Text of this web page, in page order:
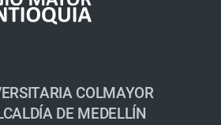
COLMAYOR
DE MEDELLÍN